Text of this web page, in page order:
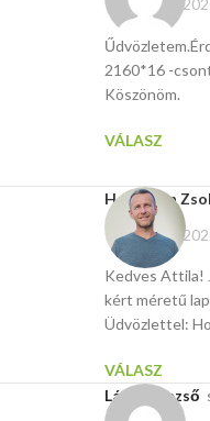
február 23,
2160*16 -
Köszönöm.
VÁLASZ
Hoffmann
február 23,
Kedves Attila!
kért méretű
Üdvözlettel:
VÁLASZ
László Dezső